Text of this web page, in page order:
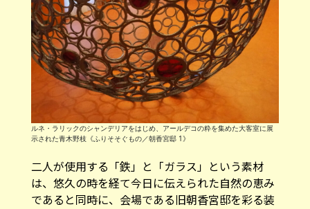
ルネ・ラリックのシャンデリアをはじめ、アールデコの粋を集めた大客室に展
示された青木野枝《ふりそそぐもの／朝香宮邸 1》
二人が使用する「鉄」と「ガラス」という素材
は、悠久の時を経て今日に伝えられた自然の恵み
であると同時に、会場である旧朝香宮邸を彩る装